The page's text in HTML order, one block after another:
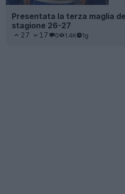
Presentata la terza maglia
stagione 26-27
27 17 0 1.4K 1g